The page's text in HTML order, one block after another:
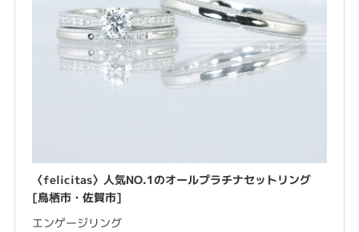
〈felicitas〉人気NO.1のオールプラチナセットリング
[鳥栖市・佐賀市]
エンゲージリング